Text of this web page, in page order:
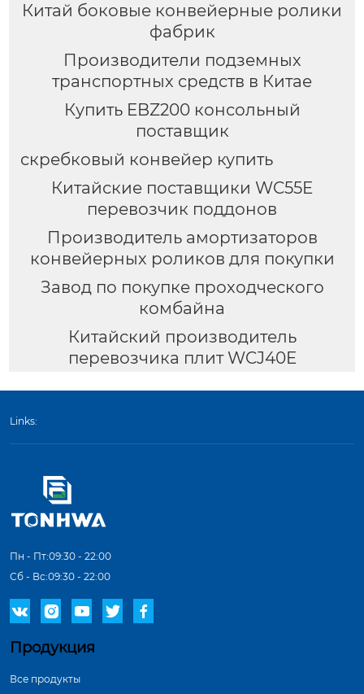
Китай боковые конвейерные ролики
фабрик
Производители подземных
транспортных средств в Китае
Купить EBZ200 консольный
поставщик
скребковый конвейер купить
Китайские поставщики WC55E
перевозчик поддонов
Производитель амортизаторов
конвейерных роликов для покупки
Завод по покупке проходческого
комбайна
Китайский производитель
перевозчика плит WCJ40E
Links:
Пн - Пт:09:30 - 22:00
Сб - Вс:09:30 - 22:00
    
Продукция
Все продукты